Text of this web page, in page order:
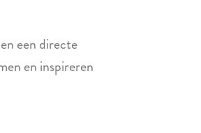
een directe
en inspireren